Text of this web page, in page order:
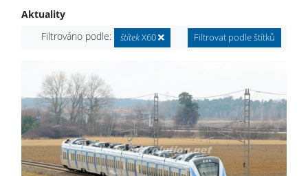
Aktuality
Filtrováno podle:
štítekX60 Filtrovat podle štítků